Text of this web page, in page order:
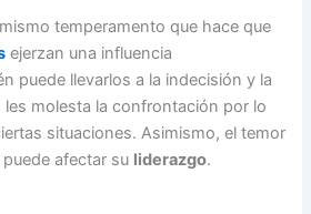
temperamento que hace que
ejerzan una influencia
puede llevarlos a la indecisión y la
les molesta la confrontación por lo
situaciones. Asimismo, el temor
afectar su liderazgo.